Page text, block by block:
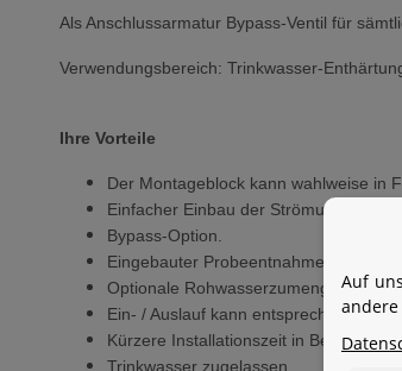
Als Anschlussarmatur Bypass-Ventil für
Verwendungsbereich: Trinkwasser-
Ihre Vorteile
Der Montageblock kann wahlweise in
Einfacher Einbau der
Bypass-Option.
Eingebauter Probeentnahmehahn.
Optionale Rohwasserzumengung /
Ein- / Auslauf kann entsprechend
Kürzere Installationszeit in Bezug auf
Trinkwasser zugelassen
Auf